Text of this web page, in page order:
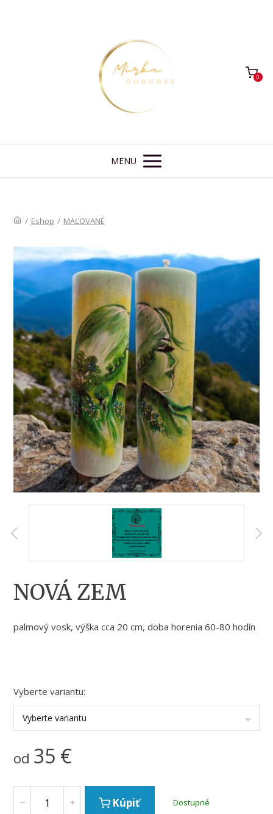
0
MENU
/ Eshop / MAĽOVANÉ
NOVÁ ZEM
palmový vosk, výška cca 20 cm, doba horenia 60-80 hodín
Vyberte variantu:
Vyberte variantu
od 35 €
Kúpiť Dostupné